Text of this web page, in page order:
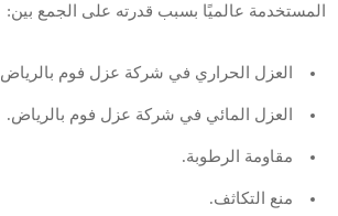
المستخدمة عالميًا بسبب قدرته على الجمع بين:
العزل الحراري في شركة عزل فوم بالرياض
العزل المائي في شركة عزل فوم بالرياض.
مقاومة الرطوبة.
منع التكاثف.